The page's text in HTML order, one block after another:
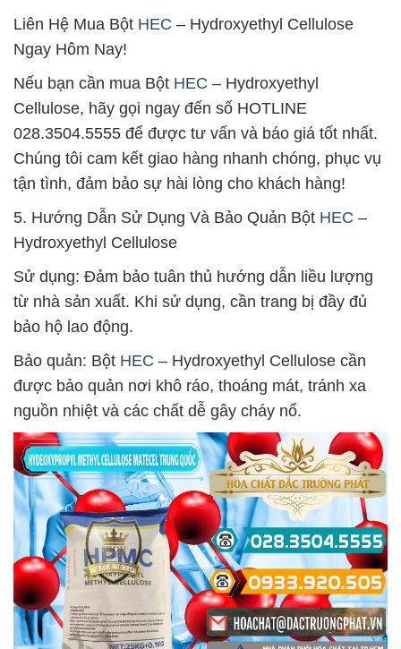
Liên Hệ Mua Bột HEC – Hydroxyethyl Cellulose
Ngay Hôm Nay!
Nếu bạn cần mua Bột HEC – Hydroxyethyl
Cellulose, hãy gọi ngay đến số HOTLINE
028.3504.5555 để được tư vấn và báo giá tốt nhất.
Chúng tôi cam kết giao hàng nhanh chóng, phục vụ
tận tình, đảm bảo sự hài lòng cho khách hàng!
5. Hướng Dẫn Sử Dụng Và Bảo Quản Bột HEC –
Hydroxyethyl Cellulose
Sử dụng: Đảm bảo tuân thủ hướng dẫn liều lượng
từ nhà sản xuất. Khi sử dụng, cần trang bị đầy đủ
bảo hộ lao động.
Bảo quản: Bột HEC – Hydroxyethyl Cellulose cần
được bảo quản nơi khô ráo, thoáng mát, tránh xa
nguồn nhiệt và các chất dễ gây cháy nổ.